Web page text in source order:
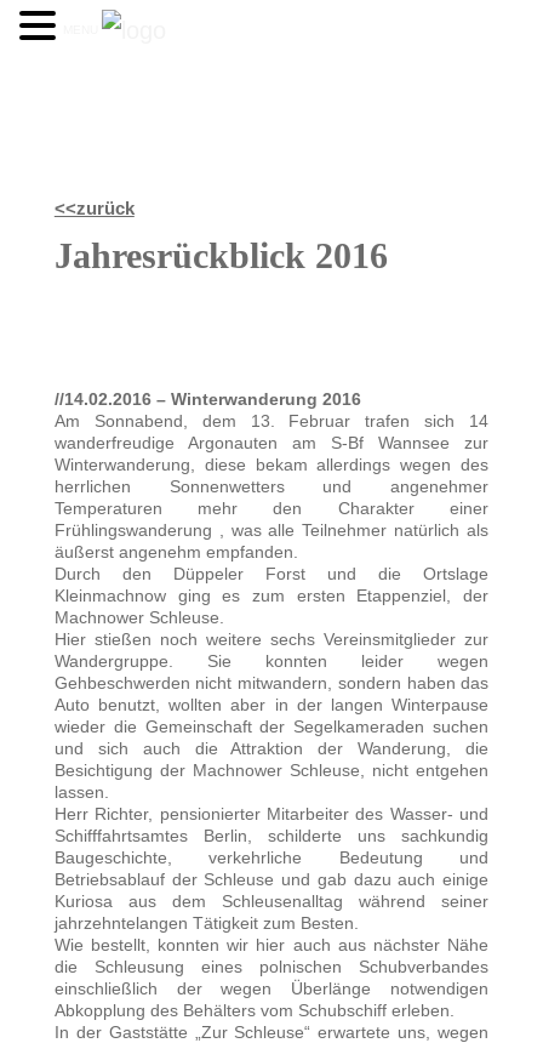
<<zurück
Jahresrückblick 2016
//14.02.2016 – Winterwanderung 2016
Am Sonnabend, dem 13. Februar trafen sich 14
wanderfreudige Argonauten am S-Bf Wannsee zur
Winterwanderung, diese bekam allerdings wegen des
herrlichen Sonnenwetters und angenehmer
Temperaturen mehr den Charakter einer
Frühlingswanderung , was alle Teilnehmer natürlich als
äußerst angenehm empfanden.
Durch den Düppeler Forst und die Ortslage
Kleinmachnow ging es zum ersten Etappenziel, der
Machnower Schleuse.
Hier stießen noch weitere sechs Vereinsmitglieder zur
Wandergruppe. Sie konnten leider wegen
Gehbeschwerden nicht mitwandern, sondern haben das
Auto benutzt, wollten aber in der langen Winterpause
wieder die Gemeinschaft der Segelkameraden suchen
und sich auch die Attraktion der Wanderung, die
Besichtigung der Machnower Schleuse, nicht entgehen
lassen.
Herr Richter, pensionierter Mitarbeiter des Wasser- und
Schifffahrtsamtes Berlin, schilderte uns sachkundig
Baugeschichte, verkehrliche Bedeutung und
Betriebsablauf der Schleuse und gab dazu auch einige
Kuriosa aus dem Schleusenalltag während seiner
jahrzehntelangen Tätigkeit zum Besten.
Wie bestellt, konnten wir hier auch aus nächster Nähe
die Schleusung eines polnischen Schubverbandes
einschließlich der wegen Überlänge notwendigen
Abkopplung des Behälters vom Schubschiff erleben.
In der Gaststätte „Zur Schleuse“ erwartete uns, wegen